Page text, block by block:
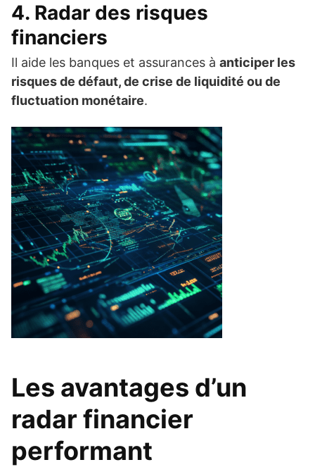
4. Radar des risques
financiers
Il aide les banques et assurances à anticiper les
risques de défaut, de crise de liquidité ou de
fluctuation monétaire.
Les avantages d’un
radar financier
performant